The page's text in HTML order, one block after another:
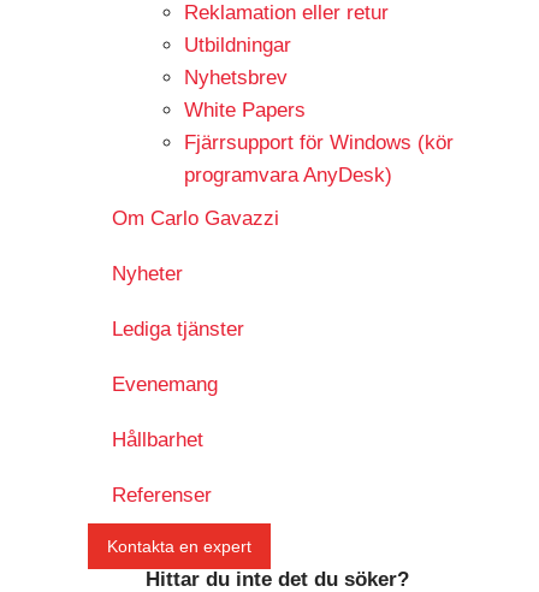
Reklamation eller retur
Utbildningar
Nyhetsbrev
White Papers
Fjärrsupport för Windows (kör
programvara AnyDesk)
Om Carlo Gavazzi
Nyheter
Lediga tjänster
Evenemang
Hållbarhet
Referenser
Kontakta en expert
Hittar du inte det du söker?